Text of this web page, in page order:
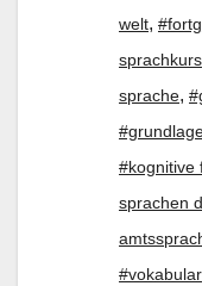
welt,
sprachkurs
sprache,
#kognitive
sprachen
#vokabular